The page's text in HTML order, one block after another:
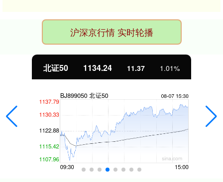
沪深京行情 实时轮播
北证50 1134.24 11.37 1.01%